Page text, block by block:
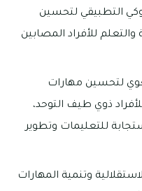
التطبيقي لتحسين
والتعلم للأفراد المصابين
لتحسين مهارات
ذوي طيف التوحد،
للتعليمات وتطوير
وتنمية المهارات